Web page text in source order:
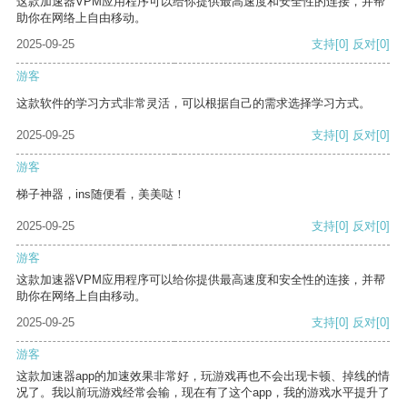
助你在网络上自由移动。
2025-09-25
支持[0] 反对[0]
游客
这款软件的学习方式非常灵活，可以根据自己的需求选择学习方式。
2025-09-25 支持[0] 反对[0]
游客
梯子神器，ins随便看，美美哒！
2025-09-25 支持[0] 反对[0]
游客
这款加速器VPM应用程序可以给你提供最高速度和安全性的连接，并帮
助你在网络上自由移动。
2025-09-25
支持[0] 反对[0]
游客
这款加速器app的加速效果非常好，玩游戏再也不会出现卡顿、掉线的情
况了。我以前玩游戏经常会输，现在有了这个app，我的游戏水平提升了